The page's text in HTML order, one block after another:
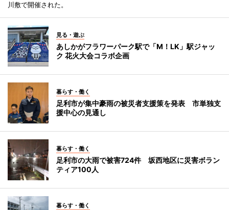
川敷で開催された。
見る・遊ぶ
あしかがフラワーパーク駅で「M！LK」駅ジャッ
ク 花火大会コラボ企画
暮らす・働く
足利市が集中豪雨の被災者支援策を発表 市単独支
援中心の見通し
暮らす・働く
足利市の大雨で被害724件 坂西地区に災害ボラン
ティア100人
暮らす・働く